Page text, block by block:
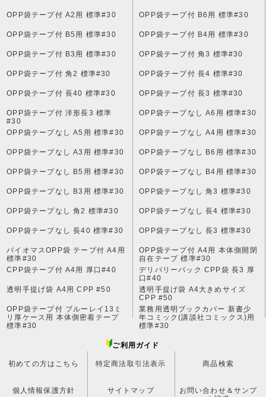
OPP袋テープ付 A2用 標準#30 OPP袋テープ付 B6用 標準#30
OPP袋テープ付 B5用 標準#30 OPP袋テープ付 B4用 標準#30
OPP袋テープ付 B3用 標準#30 OPP袋テープ付 角3 標準#30
OPP袋テープ付 角2 標準#30 OPP袋テープ付 長4 標準#30
OPP袋テープ付 長40 標準#30 OPP袋テープ付 長3 標準#30
OPP袋テープ付 洋形長3 標準
#30
OPP袋テープなし A6用 標準#30
OPP袋テープなし A5用 標準#30 OPP袋テープなし A4用 標準#30
OPP袋テープなし A3用 標準#30 OPP袋テープなし B6用 標準#30
OPP袋テープなし B5用 標準#30 OPP袋テープなし B4用 標準#30
OPP袋テープなし B3用 標準#30 OPP袋テープなし 角3 標準#30
OPP袋テープなし 角2 標準#30 OPP袋テープなし 長4 標準#30
OPP袋テープなし 長40 標準#30 OPP袋テープなし 長3 標準#30
バイオマスOPP袋 テープ付 A4用
標準#30
OPP袋テープ付 A4用 本体側開閉
自在テープ 標準#30
CPP袋テープ付 A4用 厚口#40
デリバリーパック CPP袋 長3 厚
口#40
透明手提げ袋 A4用 CPP #50
透明手提げ袋 A4大きめサイズ
CPP #50
OPP袋テープ付 ブルーレイ13ミ
リ厚ケース用 本体側密着テープ
標準#30
業務用透明ブックカバー 新書少
年コミック(講談社コミックス)用
標準#30
ご利用ガイド
初めての方はこちら 特定商法取引法表示 商品検索
個人情報保護方針 サイトマップ
お問い合わせ＆サンプ